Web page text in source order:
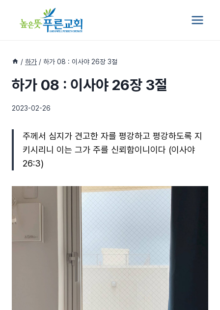
/ 하가 / 하가 08 : 이사야 26장 3절
하가 08 : 이사야 26장 3절
2023-02-26
주께서 심지가 견고한 자를 평강하고 평강하도록 지
키시리니 이는 그가 주를 신뢰함이니이다 (이사야
26:3)